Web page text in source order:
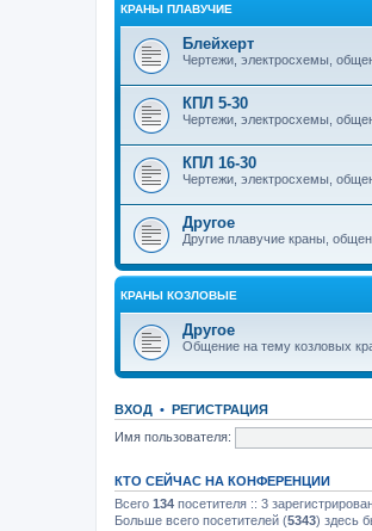
КРАНЫ ПЛАВУЧИЕ
Блейхерт
Чертежи, электросхемы,
КПЛ 5-30
Чертежи, электросхемы,
КПЛ 16-30
Чертежи, электросхемы,
Другое
Другие плавучие краны,
КРАНЫ КОЗЛОВЫЕ
Другое
Общение на тему козловых
ВХОД • РЕГИСТРАЦИЯ
Имя пользователя:
КТО СЕЙЧАС НА КОНФЕРЕНЦИИ
Всего 134 посетителя :: 3
Больше всего посетителей (5343) здесь